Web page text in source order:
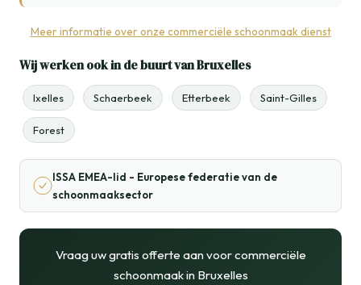
Meer informatie over onze commerciële schoonmaak dienst
Wij werken ook in de buurt van Bruxelles
Ixelles Schaerbeek Etterbeek Saint-Gilles
Forest
ISSA EMEA-lid - Europese federatie van de
schoonmaaksector
Vraag uw gratis offerte aan voor commerciële
schoonmaak in Bruxelles